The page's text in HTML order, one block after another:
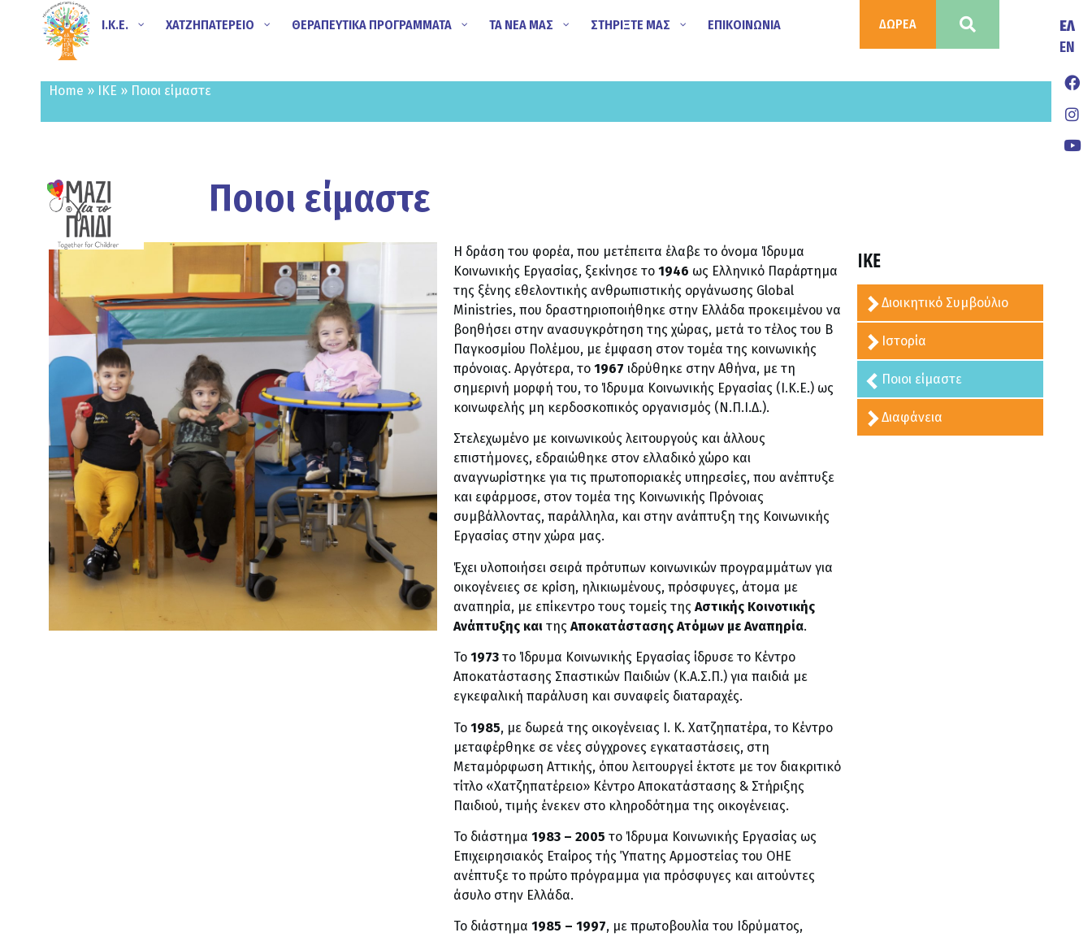
Ι.Κ.Ε. ΧΑΤΖΗΠΑΤΕΡΕΙΟ ΘΕΡΑΠΕΥΤΙΚΑ ΠΡΟΓΡΑΜΜΑΤΑ ΤΑ ΝΕΑ ΜΑΣ ΣΤΗΡΙΞΤΕ ΜΑΣ ΕΠΙΚΟΙΝΩΝΙΑ ΔΩΡΕΑ
ΕΛ
ΕΝ
Home » ΙΚΕ » Ποιοι είμαστε
Ποιοι είμαστε
Η δράση του φορέα, που μετέπειτα έλαβε το όνομα Ίδρυμα
Κοινωνικής Εργασίας, ξεκίνησε το 1946 ως Ελληνικό Παράρτημα
της ξένης εθελοντικής ανθρωπιστικής οργάνωσης Global
Ministries, που δραστηριοποιήθηκε στην Ελλάδα προκειμένου να
βοηθήσει στην ανασυγκρότηση της χώρας, μετά το τέλος του Β΄
Παγκοσμίου Πολέμου, με έμφαση στον τομέα της κοινωνικής
πρόνοιας. Αργότερα, το 1967 ιδρύθηκε στην Αθήνα, με τη
σημερινή μορφή του, το Ίδρυμα Κοινωνικής Εργασίας (Ι.Κ.Ε.) ως
κοινωφελής μη κερδοσκοπικός οργανισμός (Ν.Π.Ι.Δ.).
Στελεχωμένο με κοινωνικούς λειτουργούς και άλλους
επιστήμονες, εδραιώθηκε στον ελλαδικό χώρο και
αναγνωρίστηκε για τις πρωτοποριακές υπηρεσίες, που ανέπτυξε
και εφάρμοσε, στον τομέα της Κοινωνικής Πρόνοιας
συμβάλλοντας, παράλληλα, και στην ανάπτυξη της Κοινωνικής
Εργασίας στην χώρα μας.
Έχει υλοποιήσει σειρά πρότυπων κοινωνικών προγραμμάτων για
οικογένειες σε κρίση, ηλικιωμένους, πρόσφυγες, άτομα με
αναπηρία, με επίκεντρο τους τομείς της Αστικής Κοινοτικής
Ανάπτυξης καιτης Αποκατάστασης Ατόμων με Αναπηρία.
Το 1973το Ίδρυμα Κοινωνικής Εργασίας ίδρυσε το Κέντρο
Αποκατάστασης Σπαστικών Παιδιών (Κ.Α.Σ.Π.) για παιδιά με
εγκεφαλική παράλυση και συναφείς διαταραχές.
Το 1985, με δωρεά της οικογένειας Ι. Κ. Χατζηπατέρα, το Κέντρο
μεταφέρθηκε σε νέες σύγχρονες εγκαταστάσεις, στη
Μεταμόρφωση Αττικής, όπου λειτουργεί έκτοτε με τον διακριτικό
τίτλο «Χατζηπατέρειο» Κέντρο Αποκατάστασης & Στήριξης
Παιδιού, τιμής ένεκεν στο κληροδότημα της οικογένειας.
Το διάστημα 1983 – 2005 το Ίδρυμα Κοινωνικής Εργασίας ως
Επιχειρησιακός Εταίρος τής Ύπατης Αρμοστείας του ΟΗΕ
ανέπτυξε το πρώτο πρόγραμμα για πρόσφυγες και αιτούντες
άσυλο στην Ελλάδα.
Το διάστημα 1985 – 1997, με πρωτοβουλία του Ιδρύματος,
ΙΚΕ
Διοικητικό Συμβούλιο
Ιστορία
Ποιοι είμαστε
Διαφάνεια